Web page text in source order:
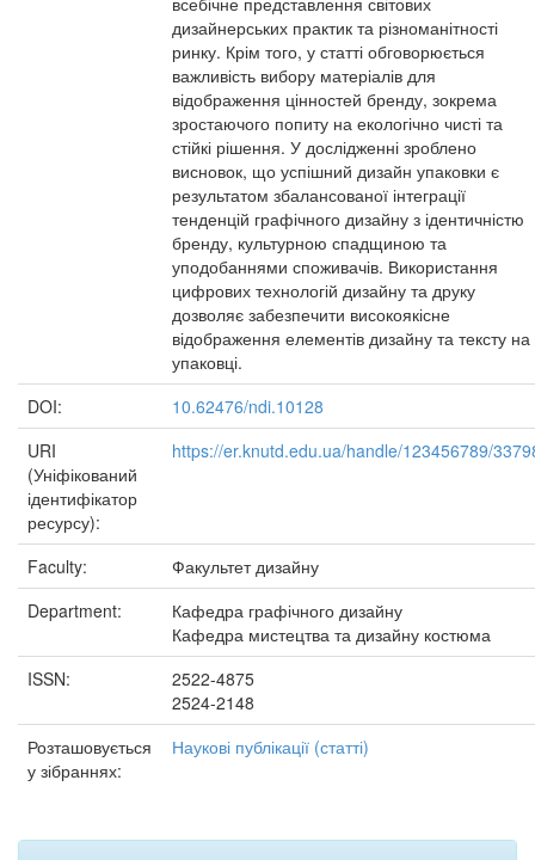
дизайнерських практик та різноманітності
ринку. Крім того, у статті обговорюється
важливість вибору матеріалів для
відображення цінностей бренду, зокрема
зростаючого попиту на екологічно чисті та
стійкі рішення. У дослідженні зроблено
висновок, що успішний дизайн упаковки є
результатом збалансованої інтеграції
тенденцій графічного дизайну з ідентичністю
бренду, культурною спадщиною та
уподобаннями споживачів. Використання
цифрових технологій дизайну та друку
дозволяє забезпечити високоякісне
відображення елементів дизайну та тексту на
упаковці.
DOI:
10.62476/ndi.10128
URI
(Уніфікований
ідентифікатор
ресурсу):
https://er.knutd.edu.ua/handle/123456789/
Faculty:
Факультет дизайну
Department:
Кафедра графічного дизайну
Кафедра мистецтва та дизайну костюма
ISSN:
2522-4875
2524-2148
Розташовується
у зібраннях:
Наукові публікації (статті)